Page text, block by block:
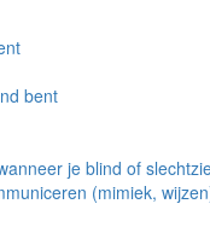
bent
je blind of
(mimiek,